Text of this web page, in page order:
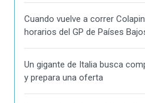
Cuando vuelve a correr
horarios del GP de Países
Un gigante de Italia busca
y prepara una oferta